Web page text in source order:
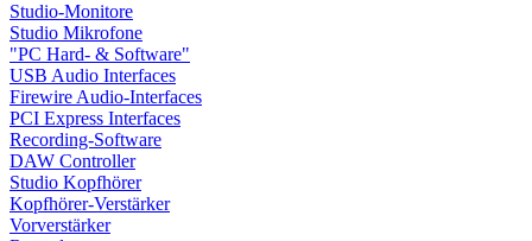
Studio-Monitore
Studio Mikrofone
"PC Hard- & Software"
USB Audio Interfaces
Firewire Audio-Interfaces
PCI Express Interfaces
Recording-Software
DAW Controller
Studio Kopfhörer
Kopfhörer-Verstärker
Vorverstärker